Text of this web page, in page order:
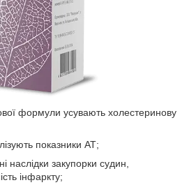
формули усувають холестеринову
показники АТ;
наслідки закупорки судин,
інфаркту;